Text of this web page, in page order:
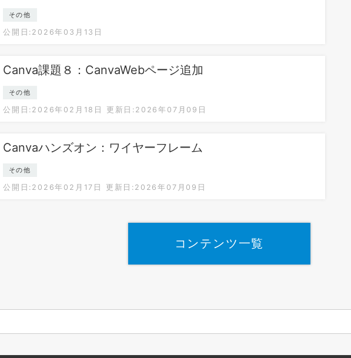
その他
公開日:2026年03月13日
Canva課題８：CanvaWebページ追加
その他
公開日:2026年02月18日 更新日:2026年07月09日
Canvaハンズオン：ワイヤーフレーム
その他
公開日:2026年02月17日 更新日:2026年07月09日
コンテンツ一覧